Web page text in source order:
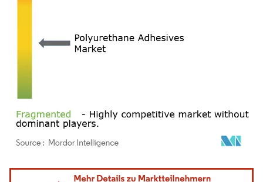
Bild © Mordor Intelligence. Wiederverwendung erfordert Namensnennung gemäß